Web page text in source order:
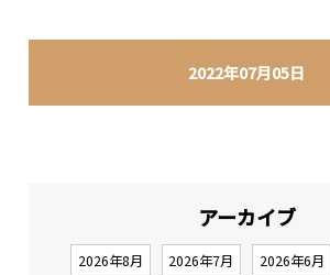
2022年07月05日
アーカイブ
2026年8月 2026年7月 2026年6月